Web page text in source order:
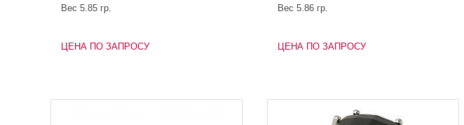
Вес 5.85 гр.
ЦЕНА ПО ЗАПРОСУ
Вес 5.86 гр.
ЦЕНА ПО ЗАПРОСУ